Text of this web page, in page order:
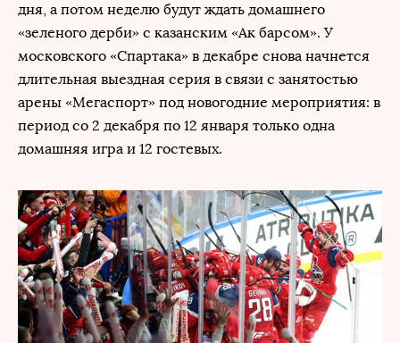
дня, а потом неделю будут ждать домашнего
«зеленого дерби» с казанским «Ак барсом». У
московского «Спартака» в декабре снова начнется
длительная выездная серия в связи с занятостью
арены «Мегаспорт» под новогодние мероприятия: в
период со 2 декабря по 12 января только одна
домашняя игра и 12 гостевых.